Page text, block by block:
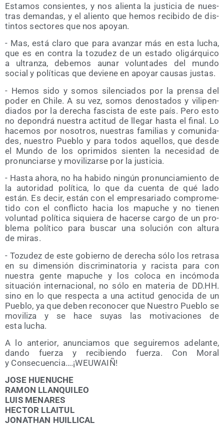
Esta­mos con­sien­tes, y nos alien­ta la jus­ti­cia de nues­
tras deman­das, y el alien­to que hemos reci­bi­do de dis­
tin­tos sec­to­res que nos apoyan.
- Mas, está cla­ro que para avan­zar más en esta lucha,
que es en con­tra la tozu­dez de un esta­do oli­gár­qui­co
a ultran­za, debe­mos aunar volun­ta­des del mun­do
social y polí­ti­cas que devie­ne en apo­yar cau­sas justas.
- Hemos sido y somos silen­cia­dos por la pren­sa del
poder en Chi­le. A su vez, somos denos­ta­dos y vili­pen­
dia­dos por la dere­cha fas­cis­ta de este país. Pero esto
no depon­drá nues­tra acti­tud de lle­gar has­ta el final. Lo
hace­mos por noso­tros, nues­tras fami­lias y comu­ni­da­
des, nues­tro Pue­blo y para todos aque­llos, que des­de
el Mun­do de los opri­mi­dos sien­ten la nece­si­dad de
pro­nun­ciar­se y movi­li­zar­se por la justicia.
- Has­ta aho­ra, no ha habi­do nin­gún pro­nun­cia­mien­to de
la auto­ri­dad polí­ti­ca, lo que da cuen­ta de qué lado
están. Es decir, están con el empre­sa­ria­do com­pro­me­
ti­do con el con­flic­to hacia los mapu­che y no tie­nen
volun­tad polí­ti­ca siquie­ra de hacer­se car­go de un pro­
ble­ma polí­ti­co para bus­car una solu­ción con altu­ra
de miras.
- Tozu­dez de este gobierno de dere­cha sólo los retra­sa
en su dimen­sión dis­cri­mi­na­to­ria y racis­ta para con
nues­tra gen­te mapu­che y los colo­ca en incó­mo­da
situa­ción inter­na­cio­nal, no sólo en mate­ria de DD.HH.
sino en lo que res­pec­ta a una acti­tud geno­ci­da de un
Pue­blo, ya que deben reco­no­cer que Nues­tro Pue­blo se
movi­li­za y se hace suyas las moti­va­cio­nes de
esta lucha.
A lo ante­rior, anun­cia­mos que segui­re­mos ade­lan­te,
dan­do fuer­za y reci­bien­do fuer­za. Con Moral
y Consecuencia….¡WEUWAIÑ!
JOSE HUENUCHE
RAMON LLANQUILEO
LUIS MENARES
HECTOR LLAITUL
JONATHAN HUILLICAL